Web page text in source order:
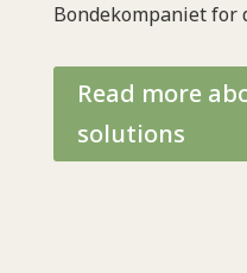
Bondekompaniet for
Read more
solutions